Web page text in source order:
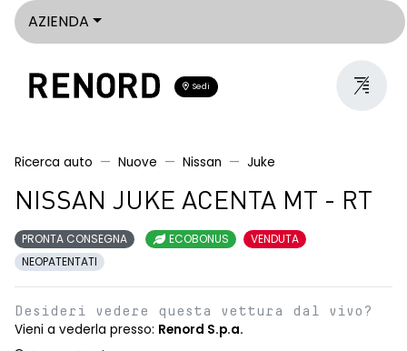
AZIENDA
Sedi
Ricerca auto Nuove Nissan Juke
NISSAN JUKE ACENTA MT - RT
PRONTA CONSEGNA ECOBONUS
VENDUTA
NEOPATENTATI
Desideri vedere questa vettura dal vivo?
Vieni a vederla presso: Renord S.p.a.